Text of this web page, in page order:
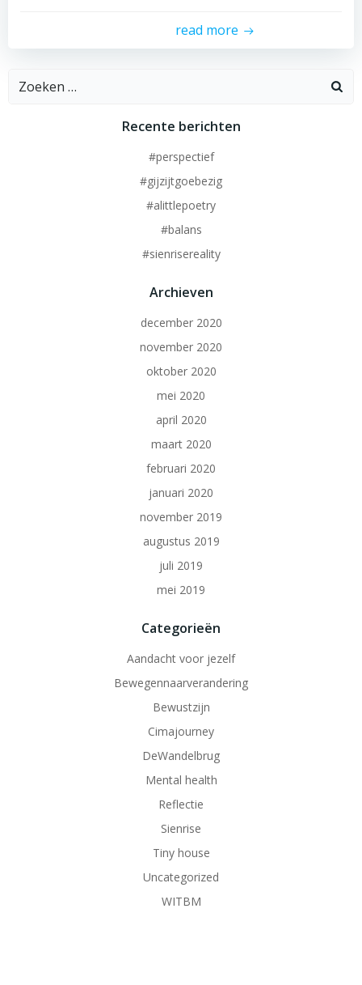
read more
Zoeken
Recente berichten
#perspectief
#gijzijtgoebezig
#alittlepoetry
#balans
#sienrisereality
Archieven
december 2020
november 2020
oktober 2020
mei 2020
april 2020
maart 2020
februari 2020
januari 2020
november 2019
augustus 2019
juli 2019
mei 2019
Categorieën
Aandacht voor jezelf
Bewegennaarverandering
Bewustzijn
Cimajourney
DeWandelbrug
Mental health
Reflectie
Sienrise
Tiny house
Uncategorized
WITBM